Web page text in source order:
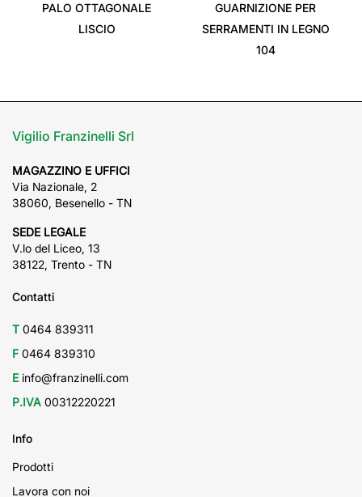
PALO OTTAGONALE
LISCIO
GUARNIZIONE PER
SERRAMENTI IN LEGNO
104
Vigilio Franzinelli Srl
MAGAZZINO E UFFICI
Via Nazionale, 2
38060, Besenello - TN
SEDE LEGALE
V.lo del Liceo, 13
38122, Trento - TN
Contatti
T 0464 839311
F 0464 839310
E info@franzinelli.com
P.IVA 00312220221
Info
Prodotti
Lavora con noi